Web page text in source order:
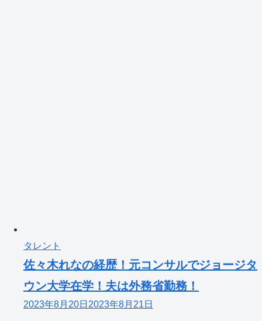
タレント
佐々木れなの経歴！元コンサルでジョージタ
ウン大学在学！夫は外務省勤務！
2023年8月20日 2023年8月21日